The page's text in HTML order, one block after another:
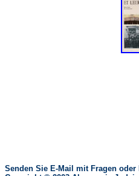
Senden Sie E-Mail mit Fragen